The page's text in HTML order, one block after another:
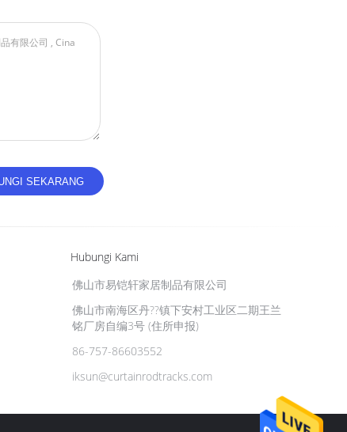
Hubungi Kami
佛山市易铠轩家居制品有限公司
佛山市南海区丹??镇下安村工业区二期王兰
铭厂房自编3号 (住所申报)
86-757-86603552
iksun@curtainrodtracks.com